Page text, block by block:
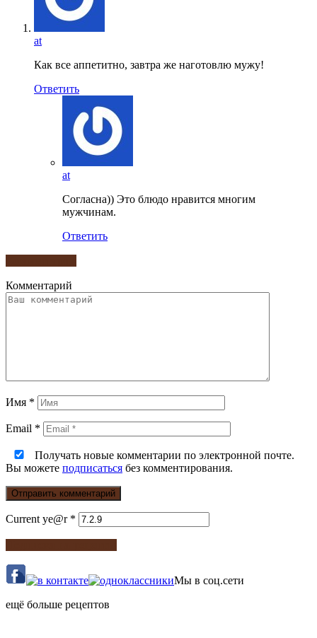
at
Как все аппетитно, завтра же наготовлю мужу!
Ответить
at
Согласна)) Это блюдо нравится многим
мужчинам.
Ответить
Комментарий
Имя *
Email *
Получать новые комментарии по электронной почте.
Вы можете подписаться без комментирования.
Current ye@r *
Мы в соц.сети
ещё больше рецептов